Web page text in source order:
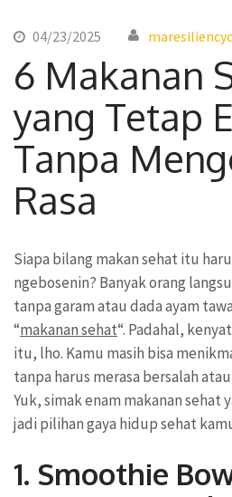
04/23/2025
6 Makanan
yang Tetap
Tanpa
Rasa
Siapa bilang makan sehat itu
ngebosenin? Banyak orang
tanpa garam atau dada ayam
“makanan sehat“. Padahal,
itu, lho. Kamu masih bisa
tanpa harus merasa bersalah
Yuk, simak enam makanan sehat
jadi pilihan gaya hidup sehat
1. Smoothie